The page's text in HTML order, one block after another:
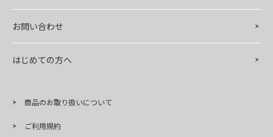
お問い合わせ
はじめての方へ
商品のお取り扱いについて
ご利用規約